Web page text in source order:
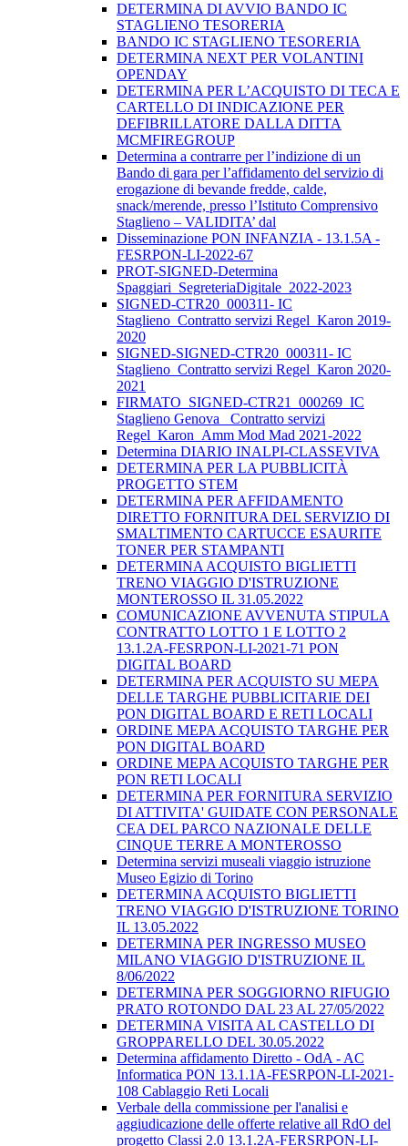
DETERMINA DI AVVIO BANDO IC
STAGLIENO TESORERIA
BANDO IC STAGLIENO TESORERIA
DETERMINA NEXT PER VOLANTINI
OPENDAY
DETERMINA PER L’ACQUISTO DI TECA E
CARTELLO DI INDICAZIONE PER
DEFIBRILLATORE DALLA DITTA
MCMFIREGROUP
Determina a contrarre per l’indizione di un
Bando di gara per l’affidamento del servizio di
erogazione di bevande fredde, calde,
snack/merende, presso l’Istituto Comprensivo
Staglieno – VALIDITA’ dal
Disseminazione PON INFANZIA - 13.1.5A -
FESRPON-LI-2022-67
PROT-SIGNED-Determina
Spaggiari_SegreteriaDigitale_2022-2023
SIGNED-CTR20_000311- IC
Staglieno_Contratto servizi Regel_Karon 2019-
2020
SIGNED-SIGNED-CTR20_000311- IC
Staglieno_Contratto servizi Regel_Karon 2020-
2021
FIRMATO_SIGNED-CTR21_000269_IC
Staglieno Genova_ Contratto servizi
Regel_Karon_Amm Mod Mad 2021-2022
Determina DIARIO INALPI-CLASSEVIVA
DETERMINA PER LA PUBBLICITÀ
PROGETTO STEM
DETERMINA PER AFFIDAMENTO
DIRETTO FORNITURA DEL SERVIZIO DI
SMALTIMENTO CARTUCCE ESAURITE
TONER PER STAMPANTI
DETERMINA ACQUISTO BIGLIETTI
TRENO VIAGGIO D'ISTRUZIONE
MONTEROSSO IL 31.05.2022
COMUNICAZIONE AVVENUTA STIPULA
CONTRATTO LOTTO 1 E LOTTO 2
13.1.2A-FESRPON-LI-2021-71 PON
DIGITAL BOARD
DETERMINA PER ACQUISTO SU MEPA
DELLE TARGHE PUBBLICITARIE DEI
PON DIGITAL BOARD E RETI LOCALI
ORDINE MEPA ACQUISTO TARGHE PER
PON DIGITAL BOARD
ORDINE MEPA ACQUISTO TARGHE PER
PON RETI LOCALI
DETERMINA PER FORNITURA SERVIZIO
DI ATTIVITA' GUIDATE CON PERSONALE
CEA DEL PARCO NAZIONALE DELLE
CINQUE TERRE A MONTEROSSO
Determina servizi museali viaggio istruzione
Museo Egizio di Torino
DETERMINA ACQUISTO BIGLIETTI
TRENO VIAGGIO D'ISTRUZIONE TORINO
IL 13.05.2022
DETERMINA PER INGRESSO MUSEO
MILANO VIAGGIO D'ISTRUZIONE IL
8/06/2022
DETERMINA PER SOGGIORNO RIFUGIO
PRATO ROTONDO DAL 23 AL 27/05/2022
DETERMINA VISITA AL CASTELLO DI
GROPPARELLO DEL 30.05.2022
Determina affidamento Diretto - OdA - AC
Informatica PON 13.1.1A-FESRPON-LI-2021-
108 Cablaggio Reti Locali
Verbale della commissione per l'analisi e
aggiudicazione delle offerte relative all RdO del
progetto Classi 2.0 13.1.2A-FERSRPON-LI-